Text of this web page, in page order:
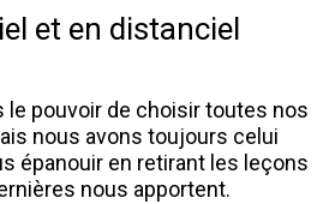
et en distanciel
le pouvoir de choisir toutes nos
nous avons toujours celui
épanouir en retirant les leçons
nous apportent.